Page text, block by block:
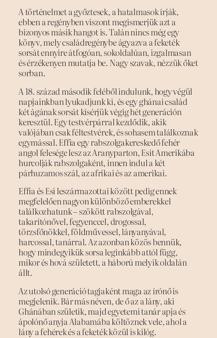
A történelmet a győztesek, a hatalmasok írják,
ebben a regényben viszont megismerjük azt a
bizonyos másik hangot is. Talán nincs még egy
könyv, mely családregénybe ágyazva a feketék
sorsát ennyire átfogóan, sokoldalúan, izgalmasan
és érzékenyen mutatja be. Nagy szavak, nézzük őket
sorban.
A 18. század második feléből indulunk, hogy végül
napjainkban lyukadjunk ki, és egy ghánai család
két ágának sorsát kísérjük végig hét generáción
keresztül. Egy testvérpárral kezdődik, akik
valójában csak féltestvérek, és sohasem találkoznak
egymással. Effia egy rabszolgakereskedő fehér
angol felesége lesz az Aranyparton, Esit Amerikába
hurcolják rabszolgaként, innen indul a két
párhuzamos szál, az afrikai és az amerikai.
Effia és Esi leszármazottai között pedig ennek
megfelelően nagyon különböző emberekkel
találkozhatunk – szökött rabszolgával,
takarítónővel, fegyenccel, drogossal,
törzsfőnökkel, földművessel, lányanyával,
harcossal, tanárral. Az azonban közös bennük,
hogy mindegyikük sorsa leginkább attól függ,
mikor és hová született, a háború melyik oldalán
állt.
Az utolsó generáció tagjaként maga az írónő is
megjelenik. Bár más néven, de ő az a lány, aki
Ghánában születik, majd egyetemi tanár apja és
ápolónő anyja Alabamába költöznek vele, ahol a
lány a fehérek és a feketék közül is kilóg.